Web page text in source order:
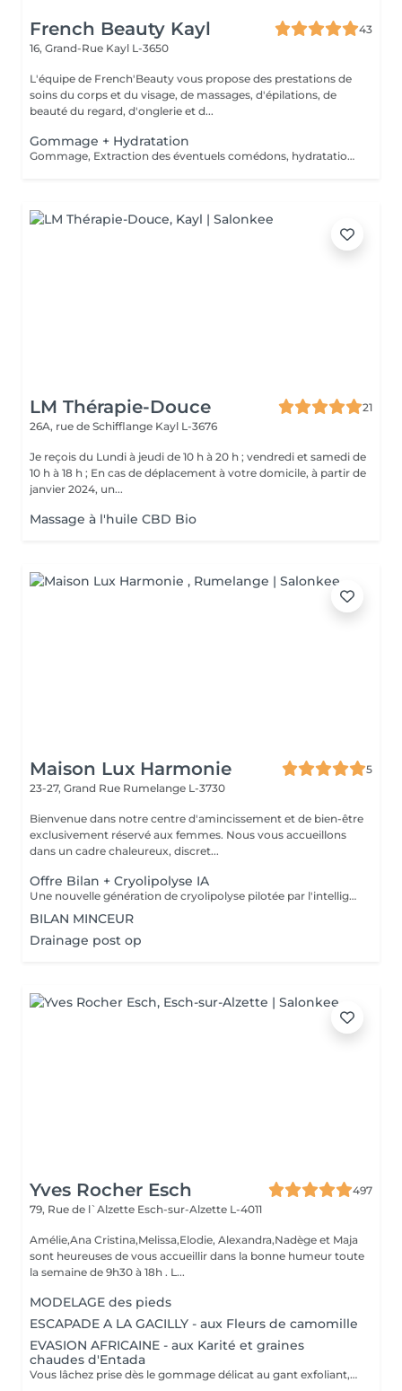
French Beauty Kayl
43
16, Grand-Rue Kayl L-3650
L'équipe de French'Beauty vous propose des prestations de
soins du corps et du visage, de massages, d'épilations, de
beauté du regard, d'onglerie et d...
Gommage + Hydratation
Gommage, Extraction des éventuels comédons, hydratation avec crème adaptée.
LM Thérapie-Douce
21
26A, rue de Schifflange Kayl L-3676
Je reçois du Lundi à jeudi de 10 h à 20 h ; vendredi et samedi de
10 h à 18 h ; En cas de déplacement à votre domicile, à partir de
janvier 2024, un...
Massage à l'huile CBD Bio
Maison Lux Harmonie
5
23-27, Grand Rue Rumelange L-3730
Bienvenue dans notre centre d'amincissement et de bien-être
exclusivement réservé aux femmes. Nous vous accueillons
dans un cadre chaleureux, discret...
Offre Bilan + Cryolipolyse IA
Une nouvelle génération de cryolipolyse pilotée par l'intelligence artificielle; NOVA CRYO est un dispositif de CryoThermoLipolyse de quatrième génération, conçu pour offrir un traitement précis, sécurisé et adapté à chaque morphologie. Contrairement aux systèmes traditionnels, NOVA CRYOintègre le logiciel intelligent USER ASSIST®, capable d'analyser automatiquement le volume, la densité et la résistance du pli adipeux avant le démarrage de la séance. En quelques secondes, le système détermine : La position optimale de la cryode Les paramètres adaptés à la structure graisseuse Un pourcentage estimatif de réussite Une nouvelle génération de cryolipolyse pilotée par l'intelligence artificielle La méthode et le dispositif Une technologie brevetée sans consommables Les Cryodes® ovoïdes brevetées épousent parfaitement l'amas graisseux grâce à une aspiration homogène et centrée. Leur conception interne permet un vide stable tout en maintenant la circulation sanguine périphérique. Chaque cryode intègre 4 plaques de Peltier assurant un refroidissement uniforme et ciblé, sans perte thermique pendant la séance. Le dispositif fonctionne sans consommables, ce qui optimise directement votre rentabilité.Une technologie brevetée sans consommables NOVA CRYO associe une phase de chauffe contrôlée autour de 37°C suivie d'un refroidissement progressif jusqu'à 0°C. Cette alternance thermique fragilise les adipocytes avant leur cristallisation et favorise leur apoptose. Le résultat est optimisé sans descendre dans des températures agressives pour les tissus environnants. La CryoThermoLipolyse permet ainsi d'améliorer significativement l'efficacité du traitement.
BILAN MINCEUR
Drainage post op
Yves Rocher Esch
497
79, Rue de l`Alzette Esch-sur-Alzette L-4011
Amélie,Ana Cristina,Melissa,Elodie, Alexandra,Nadège et Maja
sont heureuses de vous accueillir dans la bonne humeur toute
la semaine de 9h30 à 18h . L...
MODELAGE des pieds
ESCAPADE A LA GACILLY - aux Fleurs de camomille
EVASION AFRICAINE - aux Karité et graines
chaudes d'Entada
Vous lâchez prise dès le gommage délicat au gant exfoliant, qui alterne lissages et effleurages. Notre esthéticienne applique ensuite lonctueuse huile Orientale à base dhuile dArgan sur lensemble de votre corps et grâce à sa gestuelle précise libère lensemble des tensions. Bénéfices : Vous êtes délassée et votre peau est douce et satinée.